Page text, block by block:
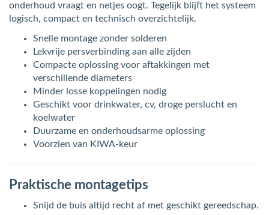
onderhoud vraagt en netjes oogt. Tegelijk blijft het systeem
logisch, compact en technisch overzichtelijk.
Snelle montage zonder solderen
Lekvrije persverbinding aan alle zijden
Compacte oplossing voor aftakkingen met
verschillende diameters
Minder losse koppelingen nodig
Geschikt voor drinkwater, cv, droge perslucht en
koelwater
Duurzame en onderhoudsarme oplossing
Voorzien van KIWA-keur
Praktische montagetips
Snijd de buis altijd recht af met geschikt gereedschap.